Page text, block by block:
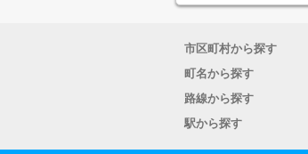
市区町村から探す
町名から探す
路線から探す
駅から探す